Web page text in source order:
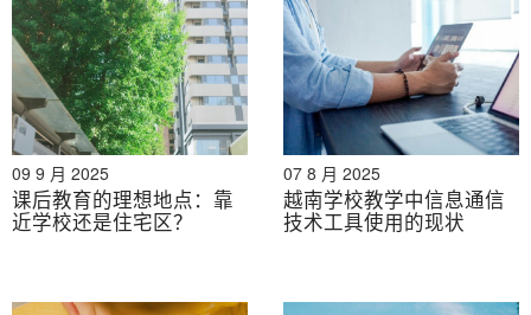
如有任何疑问，请随时与我们联系。.
info@b-company.jp+ (84) 28 3910 3913
09 9 月 2025
课后教育的理想地点：靠
近学校还是住宅区？
07 8 月 2025
越南学校教学中信息通信
技术工具使用的现状